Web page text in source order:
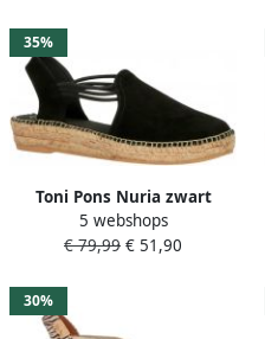
35%
Toni Pons Nuria zwart
espadrilles dames (s)
(NURIA negre)
5 webshops
€ 79,99 € 51,90
30%